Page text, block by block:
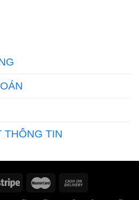
THÔNG TIN